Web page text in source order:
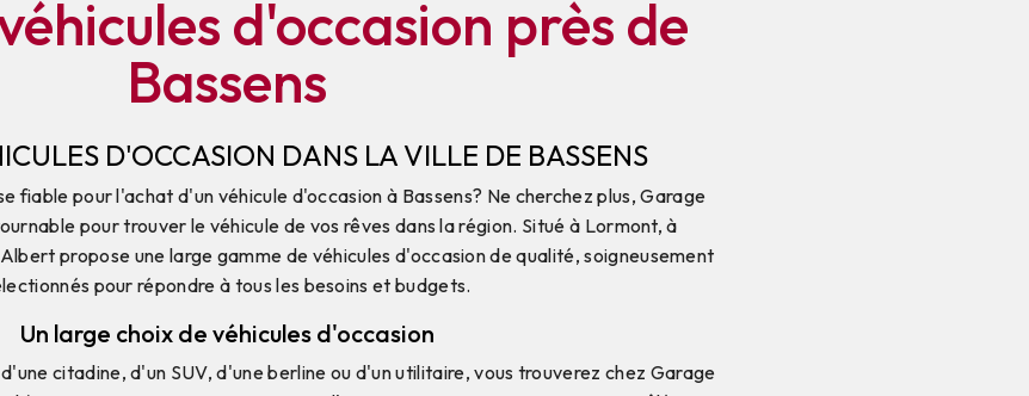
d'occasion près de
Bassens
D'OCCASION DANS LA VILLE DE BASSENS
fiable pour l'achat d'un véhicule d'occasion à Bassens? Ne cherchez plus, Garage
pour trouver le véhicule de vos rêves dans la région. Situé à Lormont, à
propose une large gamme de véhicules d'occasion de qualité, soigneusement
pour répondre à tous les besoins et budgets.
Un large choix de véhicules d'occasion
citadine, d'un SUV, d'une berline ou d'un utilitaire, vous trouverez chez Garage